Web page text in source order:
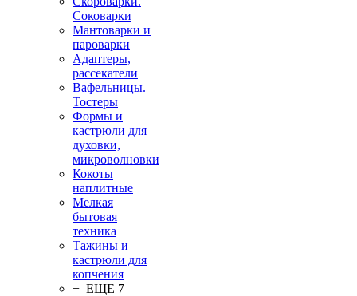
Соковарки
Мантоварки и
пароварки
Адаптеры,
рассекатели
Вафельницы.
Тостеры
Формы и
кастрюли для
духовки,
микроволновки
Кокоты
наплитные
Мелкая
бытовая
техника
Тажины и
кастрюли для
копчения
+ ЕЩЕ 7